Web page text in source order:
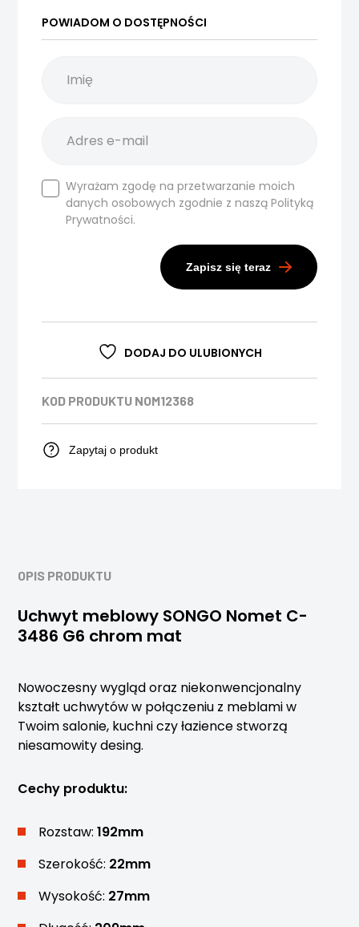
POWIADOM O DOSTĘPNOŚCI
Wyrażam zgodę na przetwarzanie moich
danych osobowych zgodnie z nasząPolityką
Prywatności.
Zapisz się teraz
DODAJ DO ULUBIONYCH
KOD PRODUKTU NOM12368
Zapytaj o produkt
OPIS PRODUKTU
Uchwyt meblowy SONGO Nomet C-
3486 G6 chrom mat
Nowoczesny wygląd oraz niekonwencjonalny
kształt uchwytów w połączeniu z meblami w
Twoim salonie, kuchni czy łazience stworzą
niesamowity desing.
Cechy produktu:
Rozstaw:192mm
Szerokość: 22mm
Wysokość: 27mm